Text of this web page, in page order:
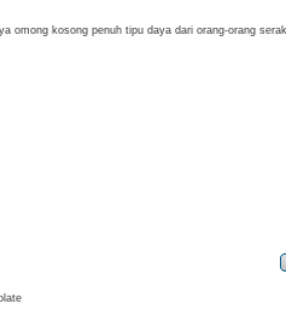
omong kosong penuh tipu daya dari orang-orang